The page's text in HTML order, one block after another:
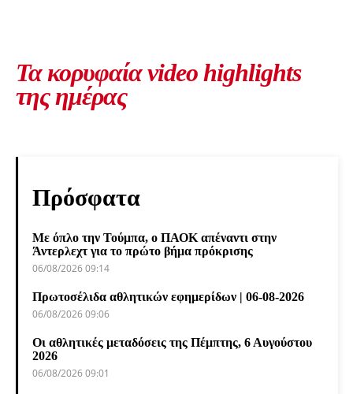
Τα κορυφαία video highlights
της ημέρας
Πρόσφατα
Με όπλο την Τούμπα, ο ΠΑΟΚ απέναντι στην
Άντερλεχτ για το πρώτο βήμα πρόκρισης
06/08/2026 09:14
Πρωτοσέλιδα αθλητικών εφημερίδων | 06-08-2026
06/08/2026 09:06
Οι αθλητικές μεταδόσεις της Πέμπτης, 6 Αυγούστου
2026
06/08/2026 09:01